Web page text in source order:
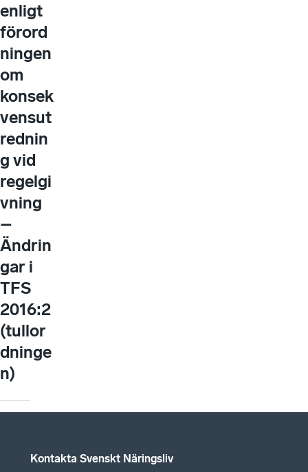
enligt
förord
ningen
om
konsek
vensut
rednin
g vid
regelgi
vning
–
Ändrin
gar i
TFS
2016:2
(tullor
dninge
n)
Kontakta Svenskt Näringsliv